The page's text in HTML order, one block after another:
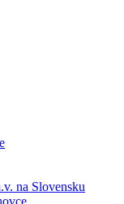
na Slovensku